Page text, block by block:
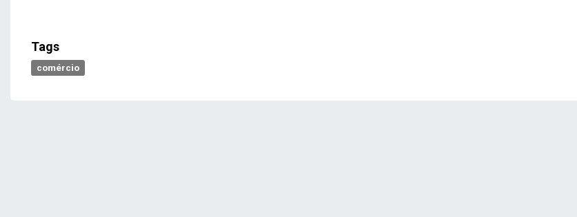
Tags
comércio